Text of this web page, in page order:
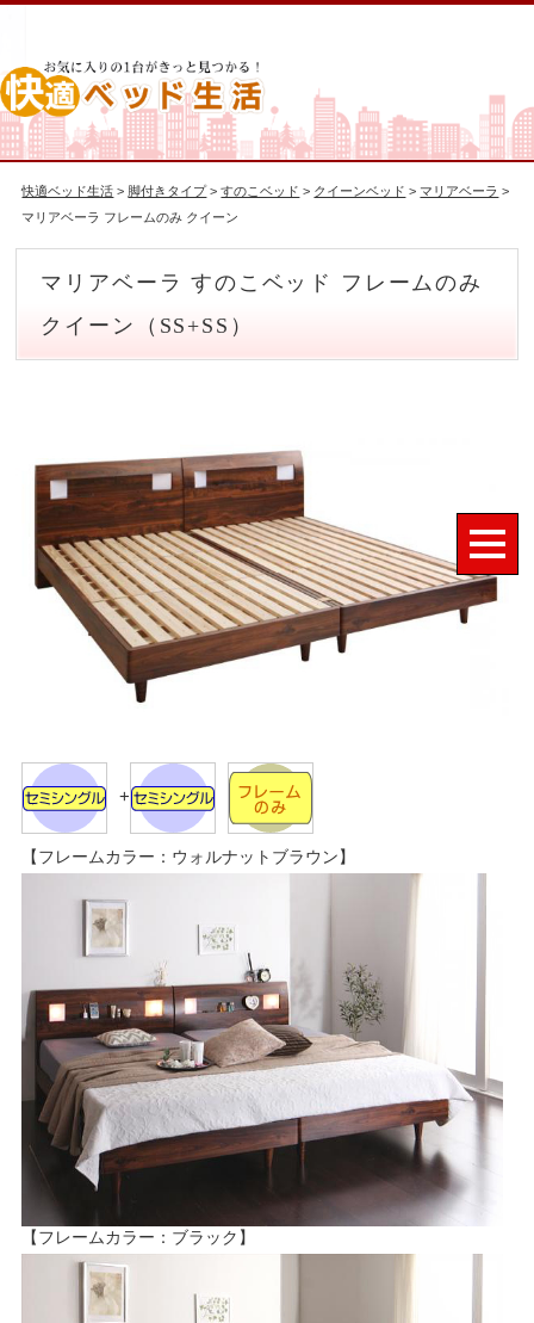
快適ベッド生活 > 脚付きタイプ >すのこベッド > クイーンベッド > マリアベーラ >
マリアベーラ フレームのみ クイーン
マリアベーラ すのこベッド フレームのみ
クイーン（SS+SS）
+
【フレームカラー：ウォルナットブラウン】
【フレームカラー：ブラック】